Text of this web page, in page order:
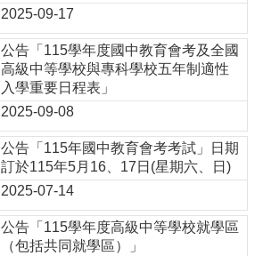
2025-09-17
公告「115學年度國中教育會考及全國
高級中等學校與專科學校五年制適性
入學重要日程表」
2025-09-08
公告「115年國中教育會考考試」日期
訂於115年5月16、17日(星期六、日)
2025-07-14
公告「115學年度高級中等學校就學區
（包括共同就學區）」